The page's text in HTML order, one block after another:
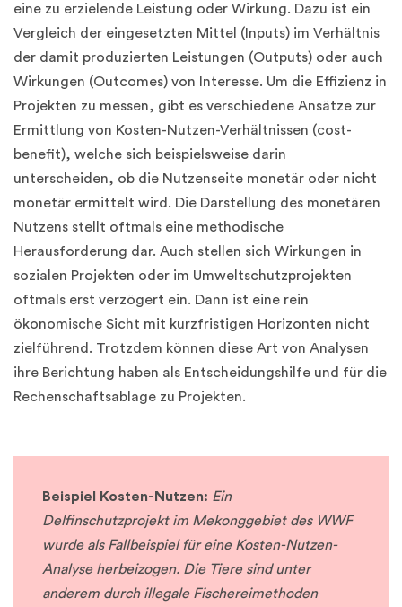
eine zu erzielende Leistung oder Wirkung. Dazu ist ein
Vergleich der eingesetzten Mittel (Inputs) im Verhältnis
der damit produzierten Leistungen (Outputs) oder auch
Wirkungen (Outcomes) von Interesse. Um die Effizienz in
Projekten zu messen, gibt es verschiedene Ansätze zur
Ermittlung von Kosten-Nutzen-Verhältnissen (cost-
benefit), welche sich beispielsweise darin
unterscheiden, ob die Nutzenseite monetär oder nicht
monetär ermittelt wird. Die Darstellung des monetären
Nutzens stellt oftmals eine methodische
Herausforderung dar. Auch stellen sich Wirkungen in
sozialen Projekten oder im Umweltschutzprojekten
oftmals erst verzögert ein. Dann ist eine rein
ökonomische Sicht mit kurzfristigen Horizonten nicht
zielführend. Trotzdem können diese Art von Analysen
ihre Berichtung haben als Entscheidungshilfe und für die
Rechenschaftsablage zu Projekten.
Beispiel Kosten-Nutzen: Ein
Delfinschutzprojekt im Mekonggebiet des WWF
wurde als Fallbeispiel für eine Kosten-Nutzen-
Analyse herbeizogen. Die Tiere sind unter
anderem durch illegale Fischereimethoden